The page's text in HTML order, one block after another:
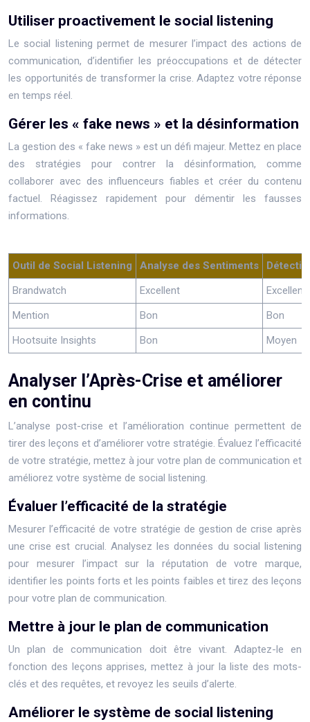
Utiliser proactivement le social listening
Le social listening permet de mesurer l’impact des actions de
communication, d’identifier les préoccupations et de détecter
les opportunités de transformer la crise. Adaptez votre réponse
en temps réel.
Gérer les « fake news » et la désinformation
La gestion des « fake news » est un défi majeur. Mettez en place
des stratégies pour contrer la désinformation, comme
collaborer avec des influenceurs fiables et créer du contenu
factuel. Réagissez rapidement pour démentir les fausses
informations.
Outil de Social Listening Analyse des Sentiments
Brandwatch
Excellent
Excellent
Mention
Bon
Bon
Hootsuite Insights
Bon Moyen
Analyser l’Après-Crise et améliorer
en continu
L’analyse post-crise et l’amélioration continue permettent de
tirer des leçons et d’améliorer votre stratégie. Évaluez l’efficacité
de votre stratégie, mettez à jour votre plan de communication et
améliorez votre système de social listening.
Évaluer l’efficacité de la stratégie
Mesurer l’efficacité de votre stratégie de gestion de crise après
une crise est crucial. Analysez les données du social listening
pour mesurer l’impact sur la réputation de votre marque,
identifier les points forts et les points faibles et tirez des leçons
pour votre plan de communication.
Mettre à jour le plan de communication
Un plan de communication doit être vivant. Adaptez-le en
fonction des leçons apprises, mettez à jour la liste des mots-
clés et des requêtes, et revoyez les seuils d’alerte.
Améliorer le système de social listening